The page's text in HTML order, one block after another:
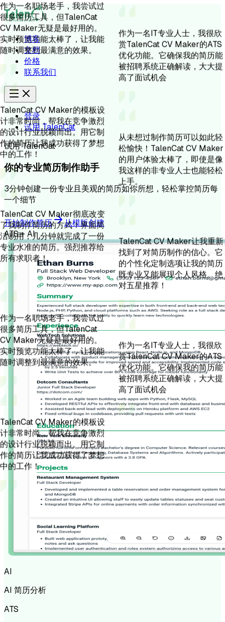
博客
文档
价格
联系我们
登录
试用 TalenCat
试用 TalenCat
你的专业简历制作助手
3分钟创建一份专业且美观的简历如你所想，轻松掌控简历每
一个细节
开始制作简历
从模版创建
ATS + AI
AI
AI 简历分析
ATS
很多简历工具，但TalenCat
CV Maker无疑是最好用的。
实时预览功能太棒了，让我能
随时调整到最满意的效果。
TalenCat CV Maker的模板设
计非常时尚，帮我在竞争激烈
的设计行业脱颖而出。用它制
作的简历让我成功获得了梦想
中的工作！
TalenCat CV Maker彻底改变
了我制作简历的方式！界面简
洁易用，几分钟就完成了一份
专业水准的简历。强烈推荐给
所有求职者！
作为一名职场老手，我尝试过
很多简历工具，但TalenCat
CV Maker无疑是最好用的。
实时预览功能太棒了，让我能
随时调整到最满意的效果。
TalenCat CV Maker的模板设
计非常时尚，帮我在竞争激烈
的设计行业脱颖而出。用它制
作的简历让我成功获得了梦想
中的工作！
作为一名IT专业人士，我很欣
赏TalenCat CV Maker的ATS
优化功能。它确保我的简历能
被招聘系统正确解读，大大提
高了面试机会
从未想过制作简历可以如此轻
松愉快！TalenCat CV Maker
的用户体验太棒了，即使是像
我这样的非专业人士也能轻松
上手。
TalenCat CV Maker让我重新
找到了对简历制作的信心。它
的个性化定制选项让我的简历
既专业又能展现个人风格。绝
对五星推荐！
作为一名IT专业人士，我很欣
赏TalenCat CV Maker的ATS
优化功能。它确保我的简历能
被招聘系统正确解读，大大提
高了面试机会